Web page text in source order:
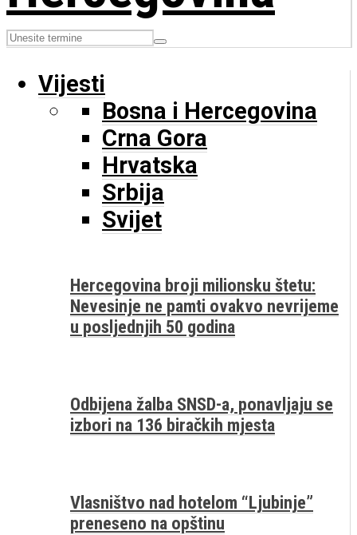
Vijesti
Bosna i Hercegovina
Crna Gora
Hrvatska
Srbija
Svijet
Hercegovina broji milionsku štetu:
Nevesinje ne pamti ovakvo nevrijeme
u posljednjih 50 godina
Odbijena žalba SNSD-a, ponavljaju se
izbori na 136 biračkih mjesta
Vlasništvo nad hotelom “Ljubinje”
preneseno na opštinu